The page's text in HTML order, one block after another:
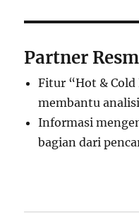
Partner
Fitur “Hot &
membantu
Informasi
bagian dari